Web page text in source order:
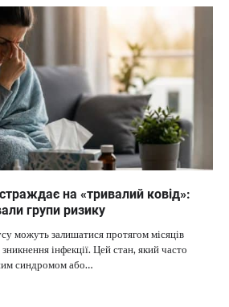
на «тривалий ковід»:
групи ризику
можуть залишатися протягом місяців
зникнення інфекції. Цей стан, який часто
синдромом або…